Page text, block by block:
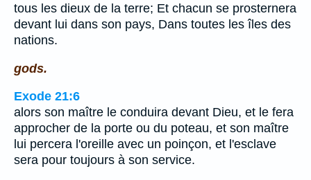
tous les dieux de la terre; Et chacun se prosternera
devant lui dans son pays, Dans toutes les îles des
nations.
gods.
Exode 21:6
alors son maître le conduira devant Dieu, et le fera
approcher de la porte ou du poteau, et son maître
lui percera l'oreille avec un poinçon, et l'esclave
sera pour toujours à son service.